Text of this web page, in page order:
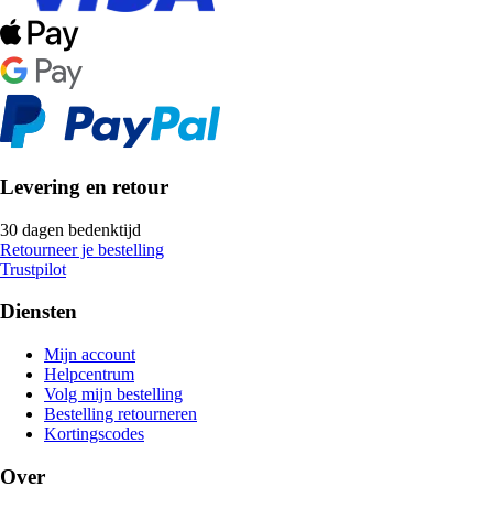
Levering en retour
30 dagen bedenktijd
Retourneer je bestelling
Trustpilot
Diensten
Mijn account
Helpcentrum
Volg mijn bestelling
Bestelling retourneren
Kortingscodes
Over